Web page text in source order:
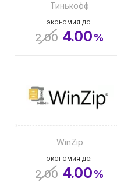
Тинькофф
ЭКОНОМИЯ ДО:
2.00 4.00%
WinZip
ЭКОНОМИЯ ДО:
2.00 4.00%